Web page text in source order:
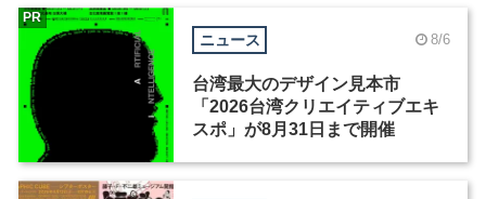
ニュース 8/6
台湾最大のデザイン見本市
「2026台湾クリエイティブエキ
スポ」が8月31日まで開催
PR